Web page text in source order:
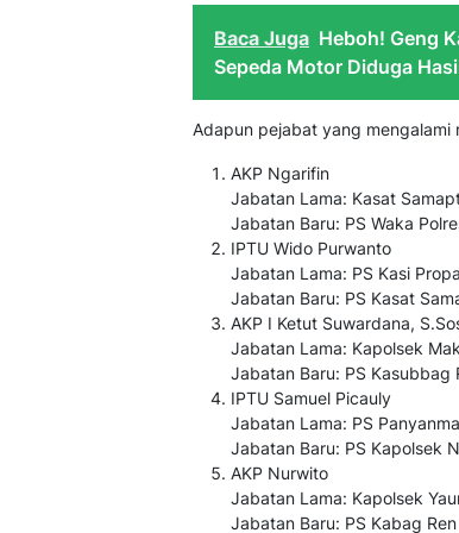
Baca Juga Heboh! Geng
Sepeda Motor Diduga
Adapun pejabat yang
AKP Ngarifin
Jabatan Lama: Kasat
Jabatan Baru: PS Waka
IPTU Wido Purwanto
Jabatan Lama: PS Kasi
Jabatan Baru: PS Kasat
AKP I Ketut Suwardana,
Jabatan Lama: Kapolsek
Jabatan Baru: PS Kasubbag
IPTU Samuel Picauly
Jabatan Lama: PS
Jabatan Baru: PS Kapolsek
AKP Nurwito
Jabatan Lama: Kapolsek
Jabatan Baru: PS Kabag